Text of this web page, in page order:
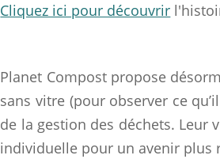
Cliquez ici pour découvrir
Planet Compost propose
sans vitre (pour observer ce
de la gestion des déchets. Leur
individuelle pour un avenir plus